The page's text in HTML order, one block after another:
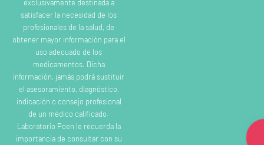
exclusivamente destinada a
satisfacer la necesidad de los
profesionales de la salud, de
obtener mayor información para el
uso adecuado de los
medicamentos. Dicha
información, jamás podrá sustituir
el asesoramiento, diagnóstico,
indicación o consejo profesional
de un médico calificado.
Laboratorio Poen le recuerda la
importancia de consultar con su